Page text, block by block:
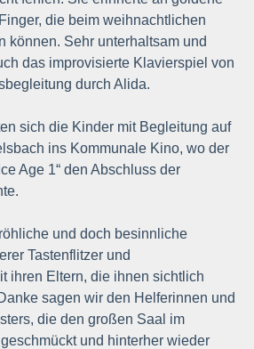
die beim weihnachtlichen
können. Sehr unterhaltsam und
das improvisierte Klavierspiel von
durch Alida.
sich die Kinder mit Begleitung auf
ins Kommunale Kino, wo der
Age 1“ den Abschluss der
und doch besinnliche
Tastenflitzer und
ihren Eltern, die ihnen sichtlich
sagen wir den Helferinnen und
die den großen Saal im
und hinterher wieder